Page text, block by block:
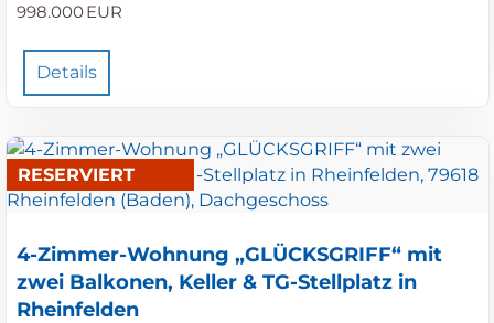
998.000 EUR
Details
RESERVIERT
4-Zimmer-Wohnung „GLÜCKSGRIFF“ mit
zwei Balkonen, Keller & TG-Stellplatz in
Rheinfelden